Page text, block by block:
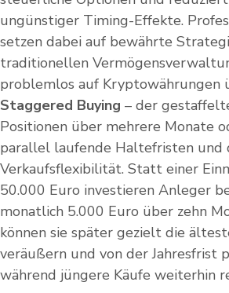
ungünstiger Timing-Effekte.
setzen dabei auf bewährte
traditionellen
problemlos auf Kryptowährungen
Staggered Buying – der
Positionen über mehrere Monate
parallel laufende Haltefristen und
Verkaufsflexibilität. Statt einer
50.000 Euro investieren Anleger
monatlich 5.000 Euro über zehn
können sie später gezielt die
veräußern und von der Jahresfrist
während jüngere Käufe weiterhin